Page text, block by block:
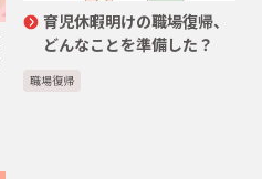
育児休暇明けの職場復帰、
どんなことを準備した？
職場復帰